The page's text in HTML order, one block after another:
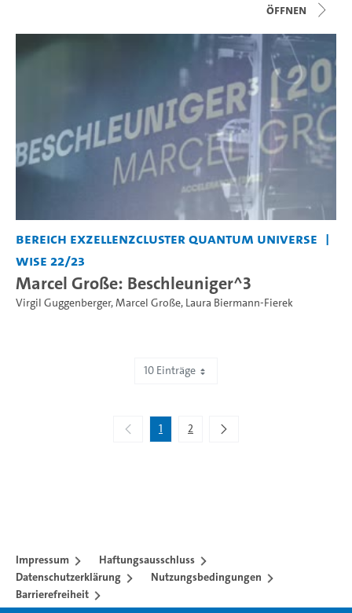
Öffnen
Bereich Exzellenzcluster Quantum Universe
WiSe 22/23
Marcel Große: Beschleuniger^3
Virgil Guggenberger,Marcel Große, Laura Biermann-Fierek
10 Einträge
1 2
Impressum
Haftungsausschluss
Datenschutzerklärung
Nutzungsbedingungen
Barrierefreiheit